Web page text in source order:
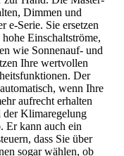
Dimmen und
e-Serie. Sie ersetzen
Einschaltströme,
wie Sonnenauf- und
Ihre wertvollen
Der
wenn Ihre
aufrecht erhalten
der Klimaregelung
Er kann auch ein
dass Sie über
sogar wählen, ob